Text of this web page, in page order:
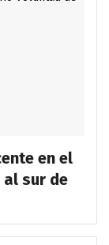
en el
al sur de